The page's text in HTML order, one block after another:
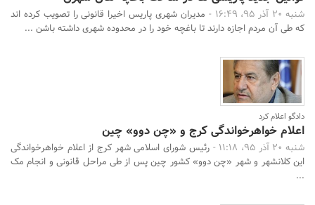
شنبه 20 آذر 95، 16:49 -
مدیران شهری پاریس اخیرا قانونی را تصویب کرده اند
که طی آن مردم اجازه دارند تا باغچه خود را در محدوده شهری داشته باشن ...
دادگو اعلام کرد
اعلام خواهرخواندگی کرج و «چن دوو» چین
شنبه 20 آذر 95، 11:18 -
رئیس شورای اسلامی شهر کرج از اعلام خواهرخواندگی
این کلانشهر و شهر «چن دوو» کشور چین پس از طی مراحل قانونی و انجام مک
...